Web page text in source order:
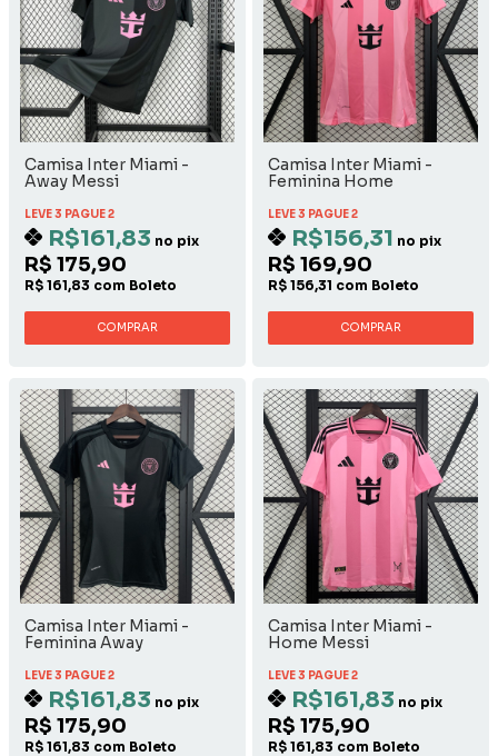
Camisa Inter Miami -
Away Messi
LEVE 3 PAGUE 2
R$161,83 no pix
R$ 175,90
R$ 161,83 com Boleto
COMPRAR
Camisa Inter Miami -
Feminina Home
LEVE 3 PAGUE 2
R$156,31 no pix
R$ 169,90
R$ 156,31 com Boleto
COMPRAR
Camisa Inter Miami -
Feminina Away
LEVE 3 PAGUE 2
R$161,83 no pix
R$ 175,90
R$ 161,83 com Boleto
Camisa Inter Miami -
Home Messi
LEVE 3 PAGUE 2
R$161,83 no pix
R$ 175,90
R$ 161,83 com Boleto